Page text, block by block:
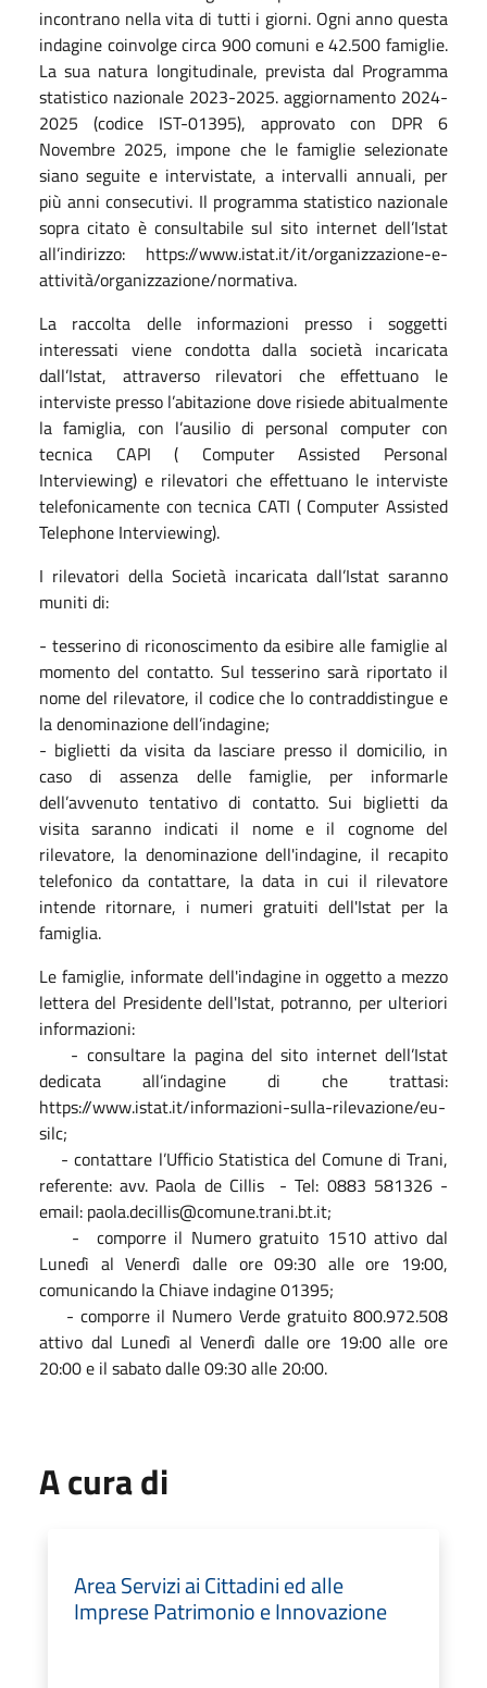
incontrano nella vita di tutti i giorni. Ogni anno questa
indagine coinvolge circa 900 comuni e 42.500 famiglie.
La sua natura longitudinale, prevista dal Programma
statistico nazionale 2023-2025. aggiornamento 2024-
2025 (codice IST-01395), approvato con DPR 6
Novembre 2025, impone che le famiglie selezionate
siano seguite e intervistate, a intervalli annuali, per
più anni consecutivi. Il programma statistico nazionale
sopra citato è consultabile sul sito internet dell’Istat
all’indirizzo: https://www.istat.it/it/organizzazione-e-
attività/organizzazione/normativa.
La raccolta delle informazioni presso i soggetti
interessati viene condotta dalla società incaricata
dall’Istat, attraverso rilevatori che effettuano le
interviste presso l’abitazione dove risiede abitualmente
la famiglia, con l’ausilio di personal computer con
tecnica CAPI ( Computer Assisted Personal
Interviewing) e rilevatori che effettuano le interviste
telefonicamente con tecnica CATI ( Computer Assisted
Telephone Interviewing).
I rilevatori della Società incaricata dall’Istat saranno
muniti di:
- tesserino di riconoscimento da esibire alle famiglie al
momento del contatto. Sul tesserino sarà riportato il
nome del rilevatore, il codice che lo contraddistingue e
la denominazione dell’indagine;
- biglietti da visita da lasciare presso il domicilio, in
caso di assenza delle famiglie, per informarle
dell’avvenuto tentativo di contatto. Sui biglietti da
visita saranno indicati il nome e il cognome del
rilevatore, la denominazione dell'indagine, il recapito
telefonico da contattare, la data in cui il rilevatore
intende ritornare, i numeri gratuiti dell'Istat per la
famiglia.
Le famiglie, informate dell'indagine in oggetto a mezzo
lettera del Presidente dell'Istat, potranno, per ulteriori
informazioni:
- consultare la pagina del sito internet dell’Istat
dedicata all’indagine di che trattasi:
https://www.istat.it/informazioni-sulla-rilevazione/eu-
silc;
- contattare l’Ufficio Statistica del Comune di Trani,
referente: avv. Paola de Cillis - Tel: 0883 581326 -
email: paola.decillis@comune.trani.bt.it;
- comporre il Numero gratuito 1510 attivo dal
Lunedì al Venerdì dalle ore 09:30 alle ore 19:00,
comunicando la Chiave indagine 01395;
- comporre il Numero Verde gratuito 800.972.508
attivo dal Lunedì al Venerdì dalle ore 19:00 alle ore
20:00 e il sabato dalle 09:30 alle 20:00.
A cura di
Area Servizi ai Cittadini ed alle
Imprese Patrimonio e Innovazione